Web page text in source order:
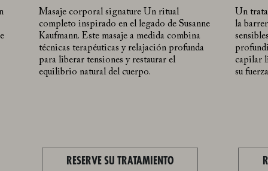
Masaje corporal signature Un ritual
completo inspirado en el legado de Susanne
Kaufmann. Este masaje a medida combina
técnicas terapéuticas y relajación profunda
para liberar tensiones y restaurar el
equilibrio natural del cuerpo.
RESERVE SU TRATAMIENTO
Un
la
capilar
su